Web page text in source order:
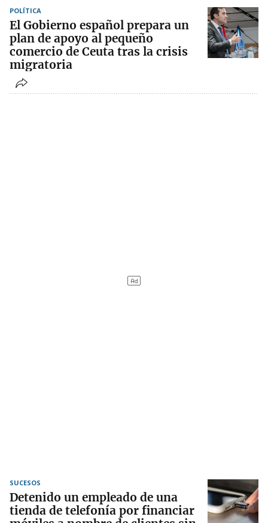
POLÍTICA
El Gobierno español prepara un
plan de apoyo al pequeño
comercio de Ceuta tras la crisis
migratoria
SUCESOS
Detenido un empleado de una
tienda de telefonía por financiar